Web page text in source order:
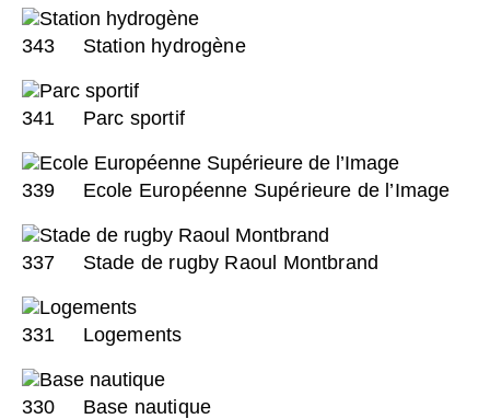
343 Station hydrogène
341 Parc sportif
339 Ecole Européenne Supérieure de l’Image
337 Stade de rugby Raoul Montbrand
331 Logements
330 Base nautique